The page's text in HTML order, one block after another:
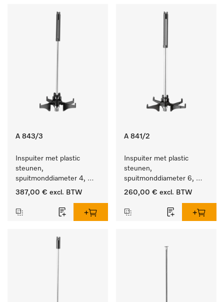
A 843/3
Inspuiter met plastic
steunen,
spuitmonddiameter 4,
lengte 185 mm, 20 stuks
387,00 € excl. BTW
A 841/2
Inspuiter met plastic
steunen,
spuitmonddiameter 6,
lengte 210 mm, 10 stuks
260,00 € excl. BTW